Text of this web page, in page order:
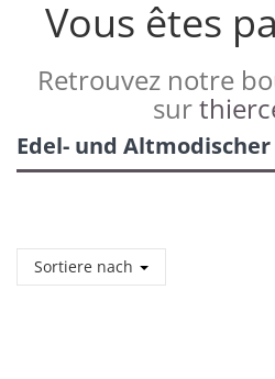
Vous êtes
Retrouvez notre
sur
Edel- und Altmodischer
Sortiere nach